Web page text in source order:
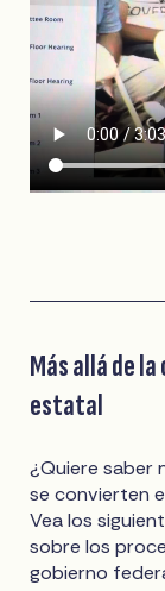
Más allá de
estatal
¿Quiere saber
se convierten
Vea los
sobre los
gobierno